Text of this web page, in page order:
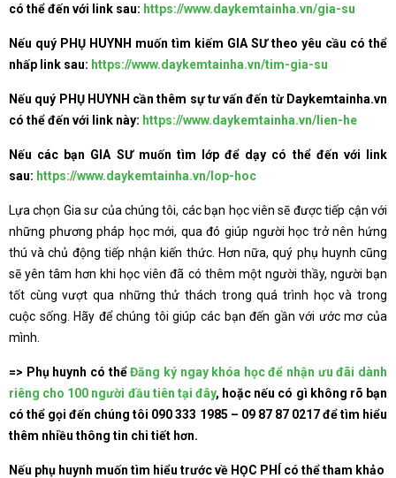
có thể đến với link sau: https://www.daykemtainha.vn/gia-su
Nếu quý PHỤ HUYNH muốn tìm kiếm GIA SƯ theo yêu cầu có thể
nhấp link sau: https://www.daykemtainha.vn/tim-gia-su
Nếu quý PHỤ HUYNH cần thêm sự tư vấn đến từ Daykemtainha.vn
có thể đến với link này: https://www.daykemtainha.vn/lien-he
Nếu các bạn GIA SƯ muốn tìm lớp để dạy có thể đến với link
sau: https://www.daykemtainha.vn/lop-hoc
Lựa chọn Gia sư của chúng tôi, các bạn học viên sẽ được tiếp cận với
những phương pháp học mới, qua đó giúp người học trở nên hứng
thú và chủ động tiếp nhận kiến thức. Hơn nữa, quý phụ huynh cũng
sẽ yên tâm hơn khi học viên đã có thêm một người thầy, người bạn
tốt cùng vượt qua những thử thách trong quá trình học và trong
cuộc sống. Hãy để chúng tôi giúp các bạn đến gần với ước mơ của
mình.
=> Phụ huynh có thểĐăng ký ngay khóa học để nhận ưu đãi dành
riêng cho 100 người đầu tiên tại đây, hoặc nếu có gì không rõ bạn
có thể gọi đến chúng tôi 090 333 1985 – 09 87 87 0217để tìm hiểu
thêm nhiều thông tin chi tiết hơn.
Nếu phụ huynh muốn tìm hiểu trước về HỌC PHÍ có thể tham khảo